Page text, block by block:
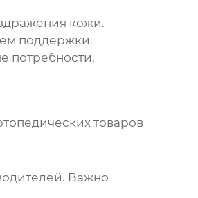
кожи.
поддержки.
потребности.
товаров
Важно